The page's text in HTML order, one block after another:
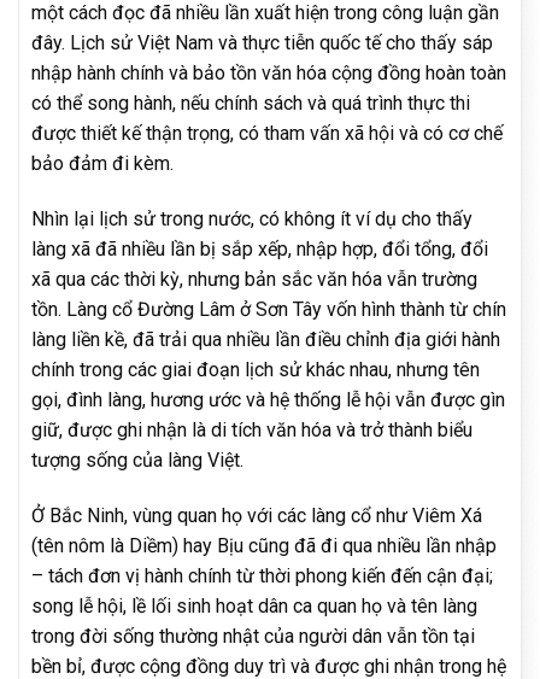
một cách đọc đã nhiều lần xuất hiện trong công luận gần
đây. Lịch sử Việt Nam và thực tiễn quốc tế cho thấy sáp
nhập hành chính và bảo tồn văn hóa cộng đồng hoàn toàn
có thể song hành, nếu chính sách và quá trình thực thi
được thiết kế thận trọng, có tham vấn xã hội và có cơ chế
bảo đảm đi kèm.
Nhìn lại lịch sử trong nước, có không ít ví dụ cho thấy
làng xã đã nhiều lần bị sắp xếp, nhập hợp, đổi tổng, đổi
xã qua các thời kỳ, nhưng bản sắc văn hóa vẫn trường
tồn. Làng cổ Đường Lâm ở Sơn Tây vốn hình thành từ chín
làng liền kề, đã trải qua nhiều lần điều chỉnh địa giới hành
chính trong các giai đoạn lịch sử khác nhau, nhưng tên
gọi, đình làng, hương ước và hệ thống lễ hội vẫn được gìn
giữ, được ghi nhận là di tích văn hóa và trở thành biểu
tượng sống của làng Việt.
Ở Bắc Ninh, vùng quan họ với các làng cổ như Viêm Xá
(tên nôm là Diềm) hay Bịu cũng đã đi qua nhiều lần nhập
– tách đơn vị hành chính từ thời phong kiến đến cận đại;
song lễ hội, lề lối sinh hoạt dân ca quan họ và tên làng
trong đời sống thường nhật của người dân vẫn tồn tại
bền bỉ, được cộng đồng duy trì và được ghi nhận trong hệ